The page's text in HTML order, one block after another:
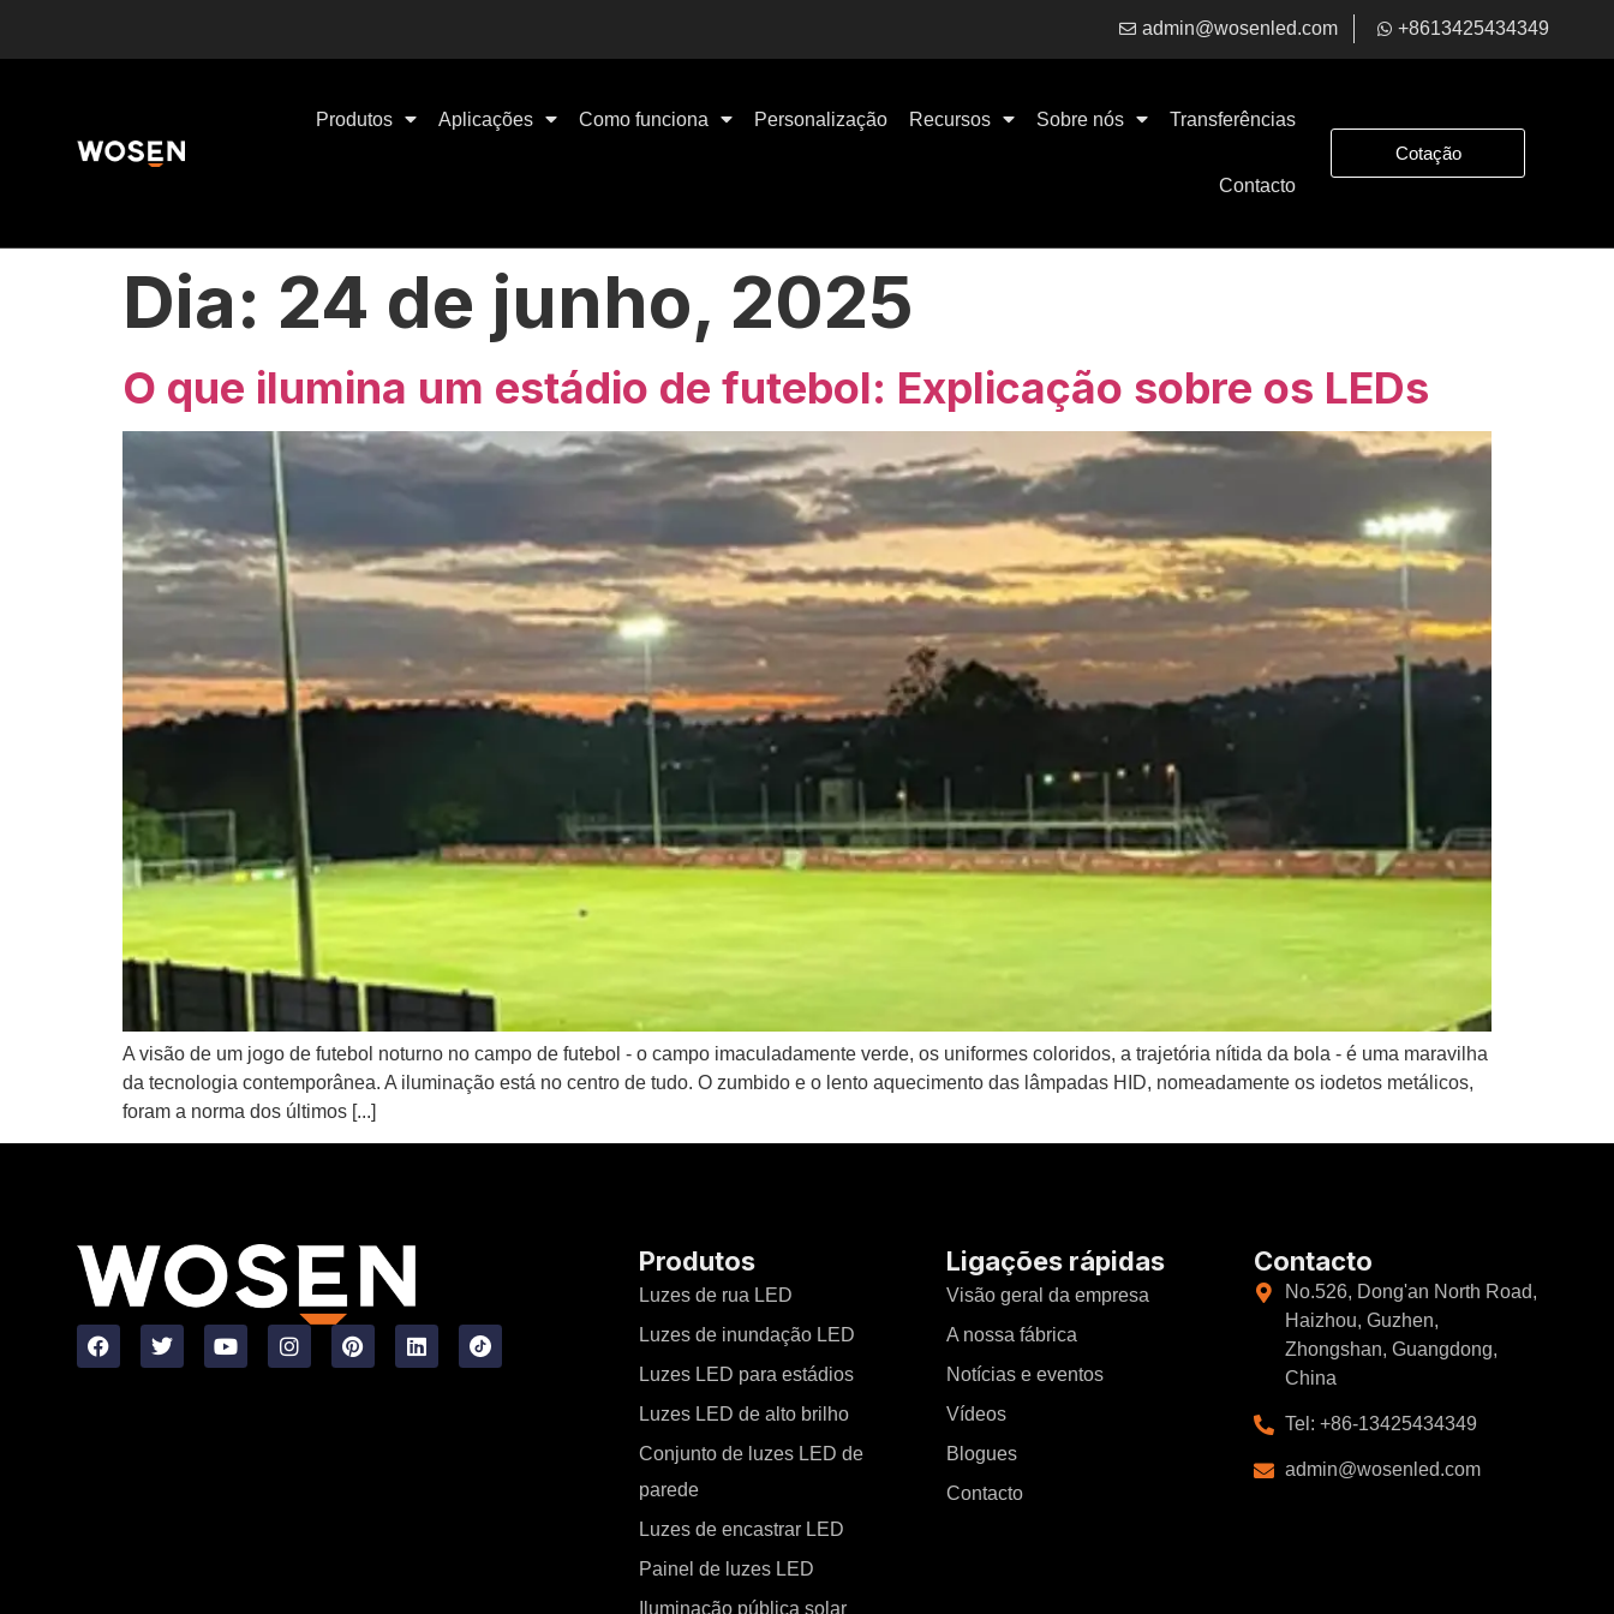
admin@wosenled.com +8613425434349
Produtos Aplicações Como funciona Personalização Recursos Sobre nós Transferências
Contacto
Cotação
Dia: 24 de junho, 2025
O que ilumina um estádio de futebol: Explicação sobre os LEDs
A visão de um jogo de futebol noturno no campo de futebol - o campo imaculadamente verde, os uniformes coloridos, a trajetória nítida da bola - é uma maravilha
da tecnologia contemporânea. A iluminação está no centro de tudo. O zumbido e o lento aquecimento das lâmpadas HID, nomeadamente os iodetos metálicos,
foram a norma dos últimos [...]
Produtos
Luzes de rua LED
Luzes de inundação LED
Luzes LED para estádios
Luzes LED de alto brilho
Conjunto de luzes LED de
parede
Luzes de encastrar LED
Painel de luzes LED
Iluminação pública solar
Ligações rápidas
Visão geral da empresa
A nossa fábrica
Notícias e eventos
Vídeos
Blogues
Contacto
Contacto
No.526, Dong'an North Road,
Haizhou, Guzhen,
Zhongshan, Guangdong,
China
Tel: +86-13425434349
admin@wosenled.com